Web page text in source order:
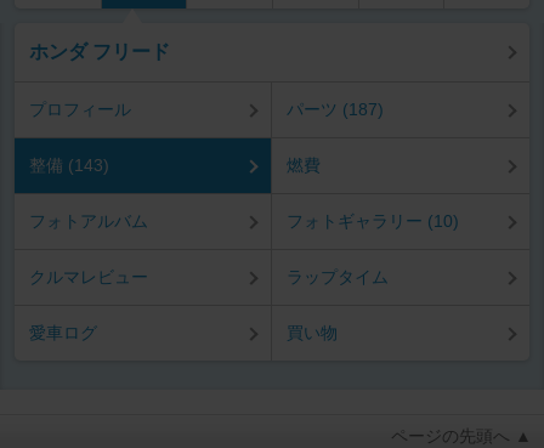
ホンダ フリード
プロフィール パーツ (187)
整備 (143) 燃費
フォトアルバム フォトギャラリー (10)
クルマレビュー ラップタイム
愛車ログ 買い物
ページの先頭へ ▲